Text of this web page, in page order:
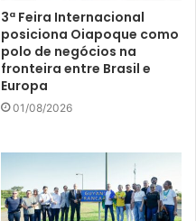
3ª Feira Internacional
posiciona Oiapoque como
polo de negócios na
fronteira entre Brasil e
Europa
01/08/2026